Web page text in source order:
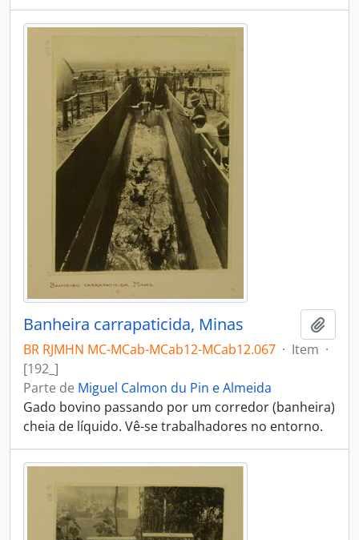
Banheira carrapaticida, Minas
BR RJMHN MC-MCab-MCab12-MCab12.067 · Item ·
[192_]
Parte de Miguel Calmon du Pin e Almeida
Gado bovino passando por um corredor (banheira)
cheia de líquido. Vê-se trabalhadores no entorno.